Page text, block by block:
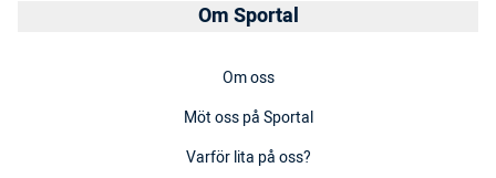
Om Sportal
Om oss
Möt oss på Sportal
Varför lita på oss?